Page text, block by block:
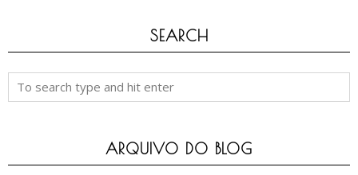
SEARCH
ARQUIVO DO BLOG